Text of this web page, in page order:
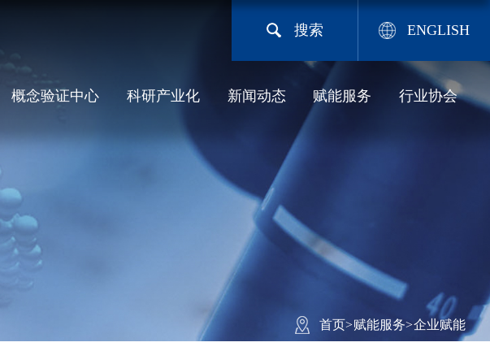
搜索 ENGLISH
概念验证中心 科研产业化 新闻动态 赋能服务 行业协会
首页>赋能服务>企业赋能